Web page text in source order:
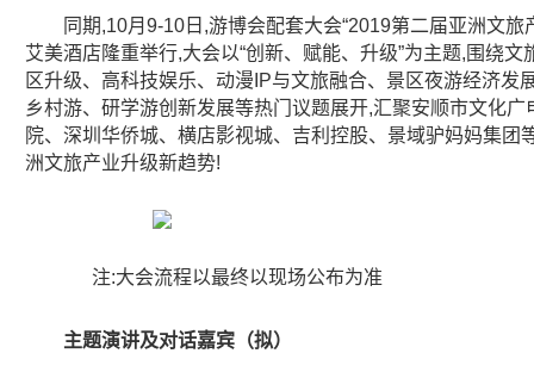
同期,10月9-10日,游博会配套大会“2019第二届亚洲文旅
艾美酒店隆重举行,大会以“创新、赋能、升级”为主题,围绕
区升级、高科技娱乐、动漫IP与文旅融合、景区夜游经济发
乡村游、研学游创新发展等热门议题展开,汇聚安顺市文化
院、深圳华侨城、横店影视城、吉利控股、景域驴妈妈集团
洲文旅产业升级新趋势!
注:大会流程以最终以现场公布为准
主题演讲及对话嘉宾（拟）